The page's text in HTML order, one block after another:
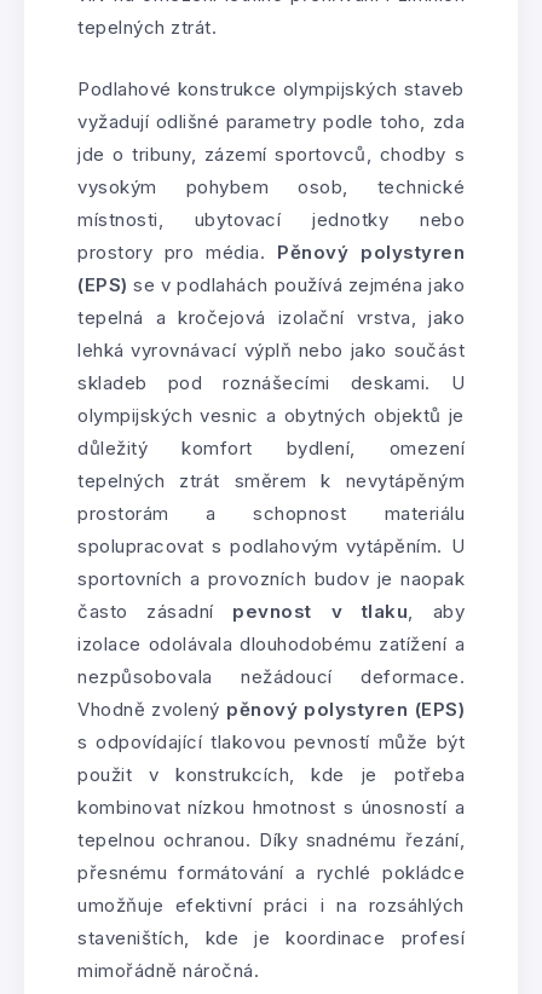
tepelných ztrát.
Podlahové konstrukce olympijských staveb
vyžadují odlišné parametry podle toho, zda
jde o tribuny, zázemí sportovců, chodby s
vysokým pohybem osob, technické
místnosti, ubytovací jednotky nebo
prostory pro média. Pěnový polystyren
(EPS) se v podlahách používá zejména jako
tepelná a kročejová izolační vrstva, jako
lehká vyrovnávací výplň nebo jako součást
skladeb pod roznášecími deskami. U
olympijských vesnic a obytných objektů je
důležitý komfort bydlení, omezení
tepelných ztrát směrem k nevytápěným
prostorám a schopnost materiálu
spolupracovat s podlahovým vytápěním. U
sportovních a provozních budov je naopak
často zásadní pevnost v tlaku, aby
izolace odolávala dlouhodobému zatížení a
nezpůsobovala nežádoucí deformace.
Vhodně zvolený pěnový polystyren (EPS)
s odpovídající tlakovou pevností může být
použit v konstrukcích, kde je potřeba
kombinovat nízkou hmotnost s únosností a
tepelnou ochranou. Díky snadnému řezání,
přesnému formátování a rychlé pokládce
umožňuje efektivní práci i na rozsáhlých
staveništích, kde je koordinace profesí
mimořádně náročná.